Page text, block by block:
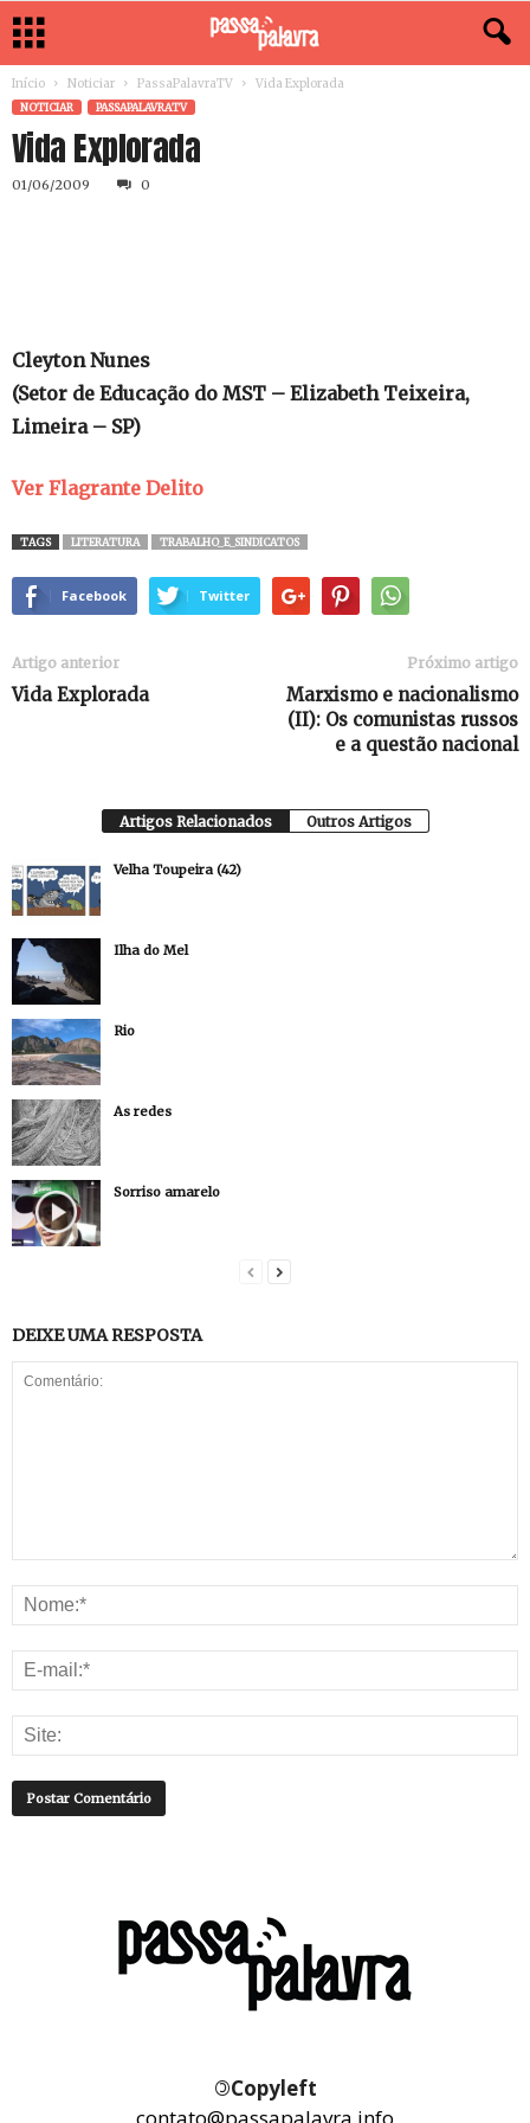
Início Noticiar PassaPalavraTV Vida Explorada
NOTICIAR PASSAPALAVRATV
Vida Explorada
01/06/2009 0
Cleyton Nunes
(Setor de Educação do MST – Elizabeth Teixeira,
Limeira – SP)
Ver Flagrante Delito
TAGS LITERATURA TRABALHO_E_SINDICATOS
Facebook Twitter
Artigo anterior
Vida Explorada
Próximo artigo
Marxismo e nacionalismo
(II): Os comunistas russos
e a questão nacional
Artigos Relacionados Outros Artigos
Velha Toupeira (42)
Ilha do Mel
Rio
As redes
Sorriso amarelo
DEIXE UMA RESPOSTA
©Copyleft